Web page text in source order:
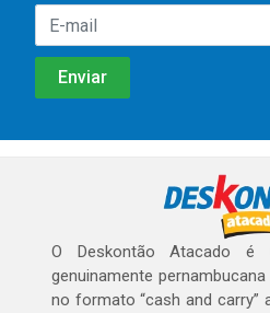
O Deskontão Atacado é
genuinamente
no formato “cash and carry”